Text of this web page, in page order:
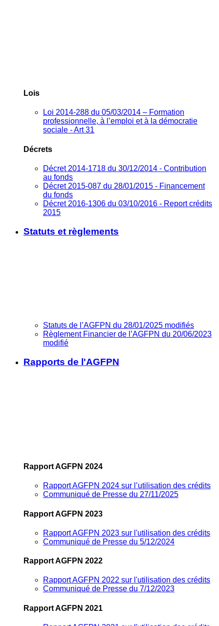
Lois
Loi 2014-288 du 05/03/2014 – Formation
professionnelle, à l’emploi et à la démocratie
sociale - Art 31
Décrets
Décret 2014-1718 du 30/12/2014 - Contribution
au fonds
Décret 2015-087 du 28/01/2015 - Financement
du fonds
Décret 2016-1306 du 03/10/2016 - Report crédits
2015
Statuts et règlements
Statuts de l’AGFPN du 28/01/2025 modifiés
Règlement Financier de l’AGFPN du 20/06/2023
modifié
Rapports de l'AGFPN
Rapport AGFPN 2024
Rapport AGFPN 2024 sur l’utilisation des crédits
Communiqué de Presse du 27/11/2025
Rapport AGFPN 2023
Rapport AGFPN 2023 sur l'utilisation des crédits
Communiqué de Presse du 5/12/2024
Rapport AGFPN 2022
Rapport AGFPN 2022 sur l'utilisation des crédits
Communiqué de Presse du 7/12/2023
Rapport AGFPN 2021